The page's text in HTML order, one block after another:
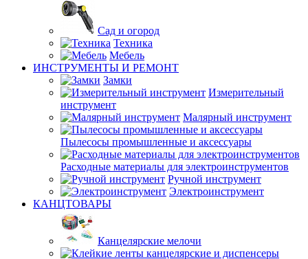
Сад и огород
Техника
Мебель
ИНСТРУМЕНТЫ И РЕМОНТ
Замки
Измерительный
инструмент
Малярный инструмент
Пылесосы промышленные и аксессуары
Расходные материалы для электроинструментов
Ручной инструмент
Электроинструмент
КАНЦТОВАРЫ
Канцелярские мелочи